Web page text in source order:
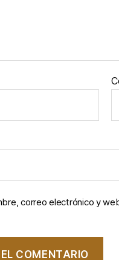
correo electrónico y